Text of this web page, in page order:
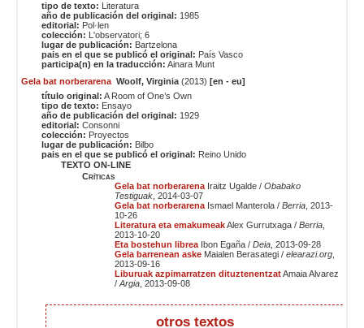
tipo de texto: Literatura
año de publicación del original: 1985
editorial: Pol·len
colección: L'observatori; 6
lugar de publicación: Bartzelona
pais en el que se publicó el original: País Vasco
participa(n) en la traducción: Ainara Munt
Gela bat norberarena Woolf, Virginia(2013) [en - eu]
título original: A Room of One’s Own
tipo de texto: Ensayo
año de publicación del original: 1929
editorial: Consonni
colección: Proyectos
lugar de publicación: Bilbo
pais en el que se publicó el original: Reino Unido
TEXTO ON-LINE
Críticas
Gela bat norberarenaIraitz Ugalde /Obabako
Testiguak, 2014-03-07
Gela bat norberarenaIsmael Manterola /Berria, 2013-
10-26
Literatura eta emakumeakAlex Gurrutxaga /Berria,
2013-10-20
Eta bostehun libreaIbon Egaña /Deia, 2013-09-28
Gela barrenean aske Maialen Berasategi /elearazi.org,
2013-09-16
Liburuak azpimarratzen dituztenentzatAmaia Alvarez
/Argia, 2013-09-08
otros textos